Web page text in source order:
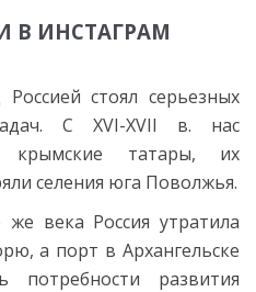
В ИНСТАГРАМ
стоял серьезных
С XVI-XVII в. нас
крымские татары, их
селения юга Поволжья.
века Россия утратила
а порт в Архангельске
потребности развития